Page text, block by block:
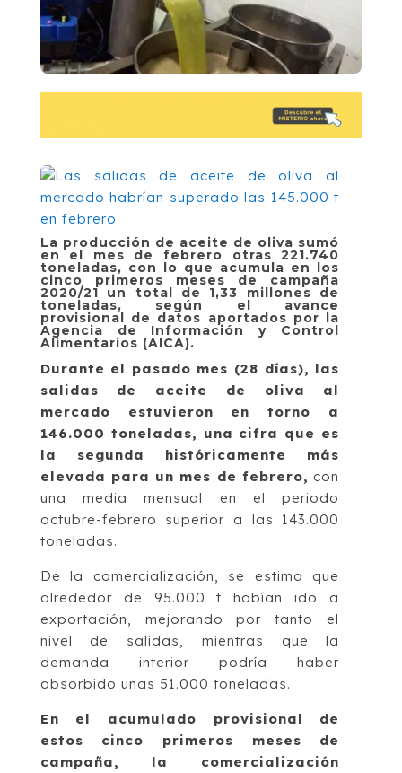
La producción de aceite de oliva sumó
en el mes de febrero otras 221.740
toneladas, con lo que acumula en los
cinco primeros meses de campaña
2020/21 un total de 1,33 millones de
toneladas, según el avance
provisional de datos aportados por la
Agencia de Información y Control
Alimentarios (AICA).
Durante el pasado mes (28 días), las
salidas de aceite de oliva al
mercado estuvieron en torno a
146.000 toneladas, una cifra que es
la segunda históricamente más
elevada para un mes de febrero, con
una media mensual en el periodo
octubre-febrero superior a las 143.000
toneladas.
De la comercialización, se estima que
alrededor de 95.000 t habían ido a
exportación, mejorando por tanto el
nivel de salidas, mientras que la
demanda interior podría haber
absorbido unas 51.000 toneladas.
En el acumulado provisional de
estos cinco primeros meses de
campaña, la comercialización